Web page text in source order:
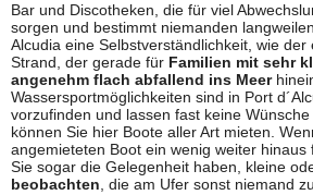
Bar und Discotheken, die für viel
sorgen und bestimmt niemanden
Alcudia eine Selbstverständlichkeit, wie
Strand, der gerade für Familien mit sehr
angenehm flach abfallend ins Meer
Wassersportmöglichkeiten sind in Port
vorzufinden und lassen fast keine
können Sie hier Boote aller Art mieten.
angemieteten Boot ein wenig weiter hinaus
Sie sogar die Gelegenheit haben, kleine
beobachten , die am Ufer sonst niemand